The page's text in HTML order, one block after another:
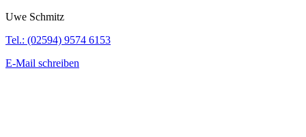
Uwe Schmitz
Tel.: (02594) 9574 6153
E-Mail schreiben